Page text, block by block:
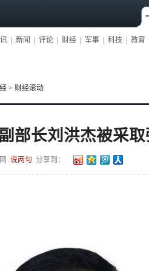
新闻 评论 财经 军事 科技 教育
> 财经滚动
部长刘洪杰被采
说两句 分享到：